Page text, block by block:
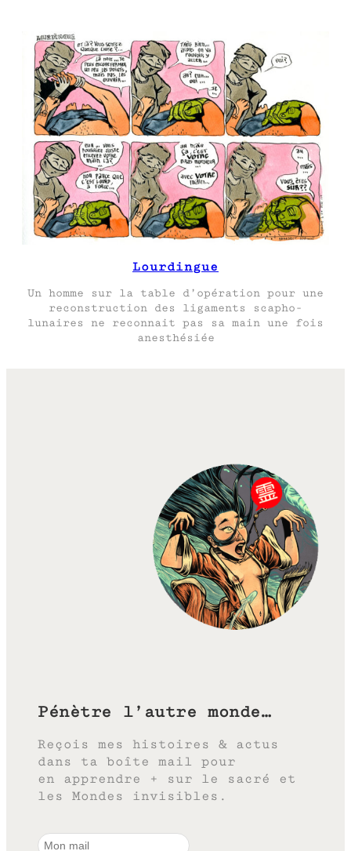
Lourdingue
Un homme sur la table d’opération pour une
reconstruction des ligaments scapho-
lunaires ne reconnait pas sa main une fois
anesthésiée
Pénètre l’autre monde…
Reçois mes histoires & actus
dans ta boîte mail pour
en apprendre + sur le sacré et
les Mondes invisibles.